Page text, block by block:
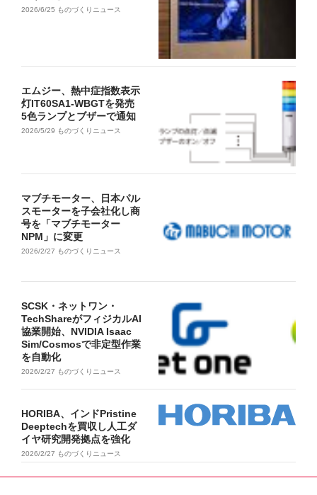
2026/6/25 ものづくりニュース
エムジー、熱中症指数表示
灯IT60SA1-WBGTを発売
5色ランプとブザーで通知
2026/5/29 ものづくりニュース
マブチモーター、日本パル
スモーターを子会社化し商
号を「マブチモーター
NPM」に変更
2026/2/27 ものづくりニュース
SCSK・ネットワン・
TechShareがフィジカルAI
協業開始、NVIDIA Isaac
Sim/Cosmosで非定型作業
を自動化
2026/2/27 ものづくりニュース
HORIBA、インドPristine
Deeptechを買収し人工ダ
イヤ研究開発拠点を強化
2026/2/27 ものづくりニュース